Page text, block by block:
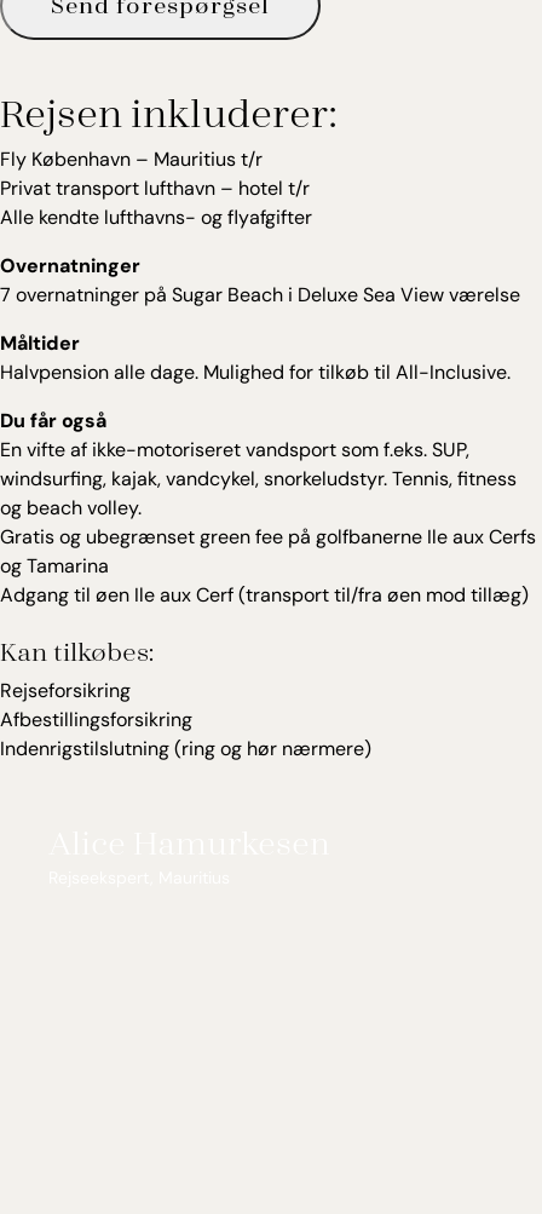
Rejsen inkluderer:
Fly København – Mauritius t/r
Privat transport lufthavn – hotel t/r
Alle kendte lufthavns- og flyafgifter
Overnatninger
7 overnatninger på Sugar Beach i Deluxe Sea View værelse
Måltider
Halvpension alle dage. Mulighed for tilkøb til All-Inclusive.
Du får også
En vifte af ikke-motoriseret vandsport som f.eks. SUP,
windsurfing, kajak, vandcykel, snorkeludstyr. Tennis, fitness
og beach volley.
Gratis og ubegrænset green fee på golfbanerne Ile aux Cerfs
og Tamarina
Adgang til øen Ile aux Cerf (transport til/fra øen mod tillæg)
Kan tilkøbes:
Rejseforsikring
Afbestillingsforsikring
Indenrigstilslutning (ring og hør nærmere)